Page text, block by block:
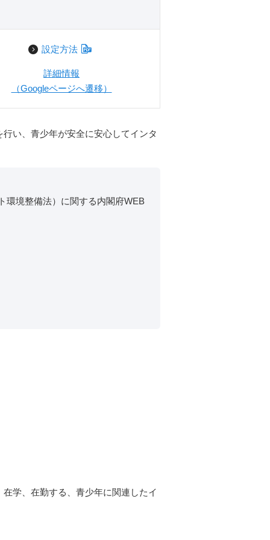
設定方法
詳細情報
（Googleページへ遷移）
い、青少年が安全に安心してインタ
環境整備法）に関する内閣府WEB
学、在勤する、青少年に関連したイ